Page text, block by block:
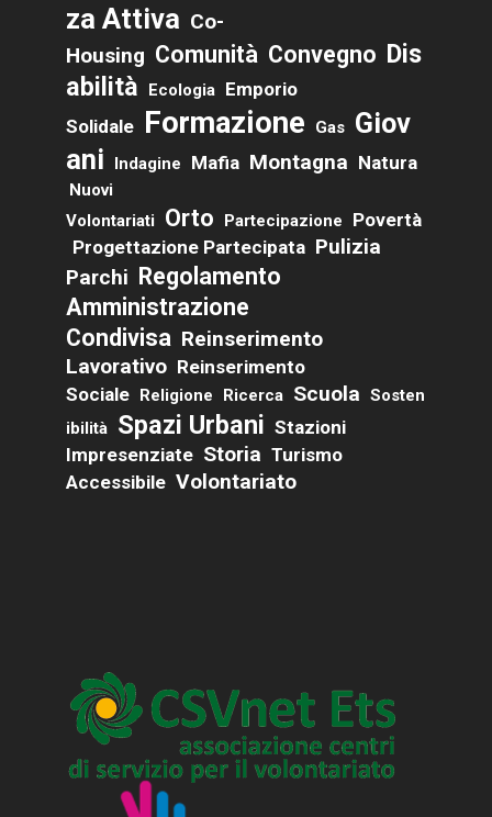
Za Attiva Co-
Housing Comunità Convegno Dis
Abilità
Ecologia Emporio
Solidale Formazione Gas Giov
Ani
Indagine Mafia Montagna Natura
Nuovi
Volontariati Orto Partecipazione
Povertà
Progettazione Partecipata Pulizia
Parchi Regolamento
Amministrazione
Condivisa Reinserimento
Lavorativo Reinserimento
Sociale Religione Ricerca Scuola Sosten
Ibilità Spazi Urbani Stazioni
Impresenziate Storia Turismo
Accessibile Volontariato